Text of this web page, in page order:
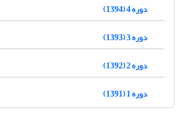
دوره 4 (1394)
دوره 3 (1393)
دوره 2 (1392)
دوره 1 (1391)